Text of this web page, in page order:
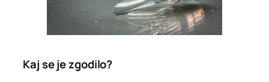
Kaj se je zgodilo?